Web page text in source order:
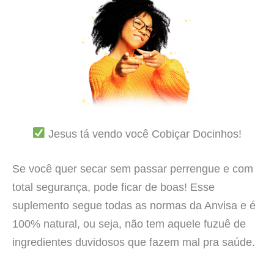
Jesus tá vendo você Cobiçar Docinhos!
Se você quer secar sem passar perrengue e com
total segurança, pode ficar de boas! Esse
suplemento segue todas as normas da Anvisa e é
100% natural, ou seja, não tem aquele fuzuê de
ingredientes duvidosos que fazem mal pra saúde.